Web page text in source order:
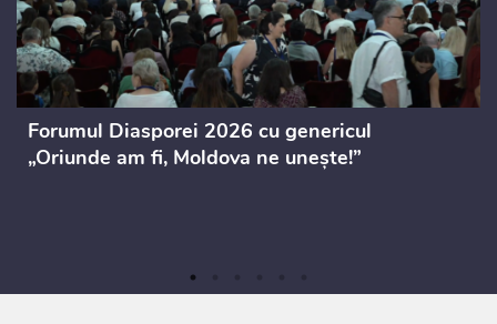
Forumul Diasporei 2026 cu genericul
„Oriunde am fi, Moldova ne unește!”